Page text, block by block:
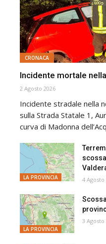
CRONACA
Incidente mortale
2 Agosto 2026
Incidente stradale nella
sulla Strada Statale 1,
curva di Madonna
LA PROVINCIA 4 Agosto
LA PROVINCIA
3 Agosto